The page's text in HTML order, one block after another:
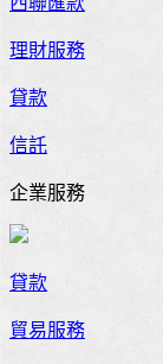
理財服務
貸款
信託
企業服務
貸款
貿易服務